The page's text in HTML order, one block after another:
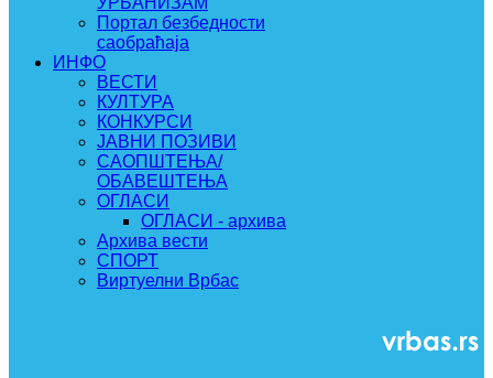
Портал безбедности
саобраћаја
ИНФО
ВЕСТИ
КУЛТУРА
КОНКУРСИ
ЈАВНИ ПОЗИВИ
САОПШТЕЊА/
ОБАВЕШТЕЊА
ОГЛАСИ
ОГЛАСИ - архива
Архива вести
СПОРТ
Виртуелни Врбас